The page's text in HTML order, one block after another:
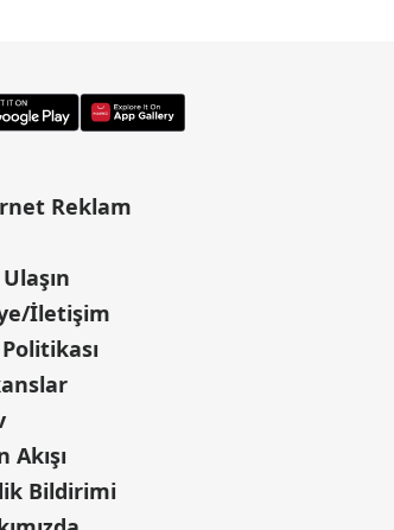
Reklam
İletişim
Akışı
Bildirimi